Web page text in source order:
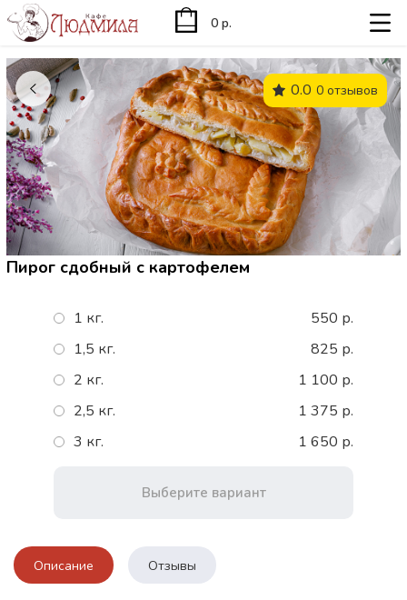
0.0 0 отзывов
Пирог сдобный с картофелем
1 кг.
550 р.
1,5 кг.
825 р.
2 кг.
1 100 р.
2,5 кг.
1 375 р.
3 кг.
1 650 р.
Выберите вариант
Описание Отзывы
0 р.